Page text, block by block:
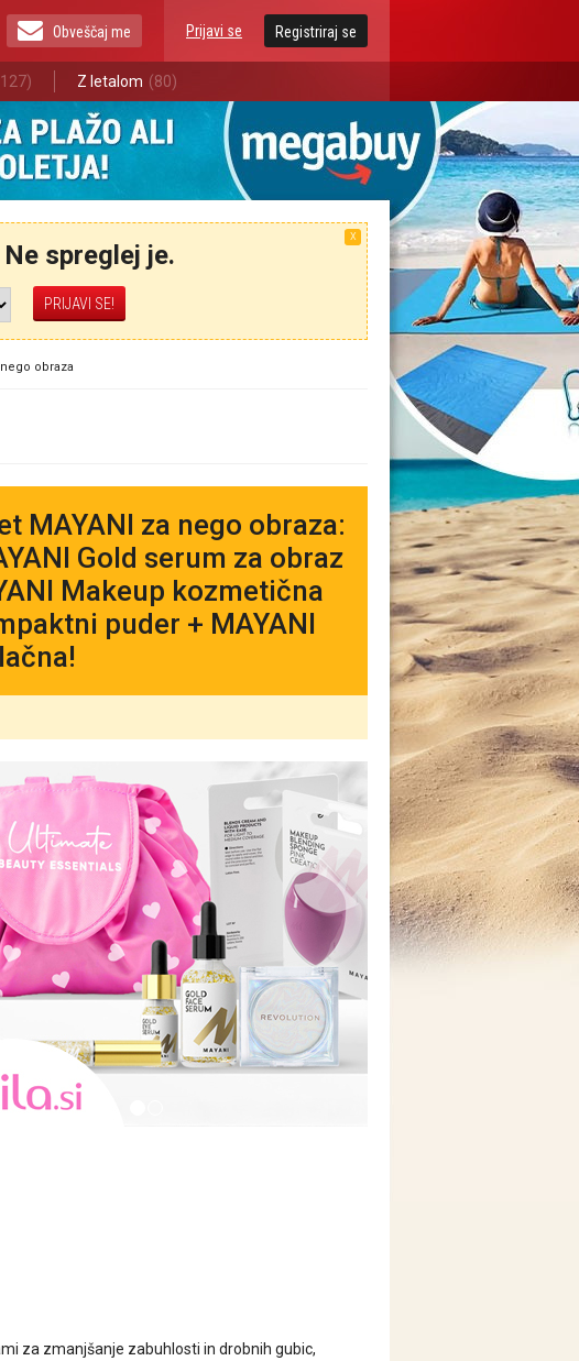
Prijavi se Registriraj se
Obveščaj me
Z letalom (80)
X
Ne spreglej je.
obraza
MAYANI za nego obraza:
Gold serum za obraz
Makeup kozmetična
puder + MAYANI
za zmanjšanje zabuhlosti in drobnih gubic,